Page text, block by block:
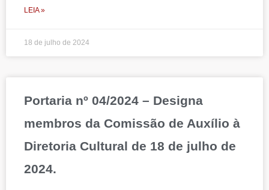
LEIA »
18 de julho de 2024
Portaria nº 04/2024 – Designa
membros da Comissão de Auxílio à
Diretoria Cultural de 18 de julho de
2024.